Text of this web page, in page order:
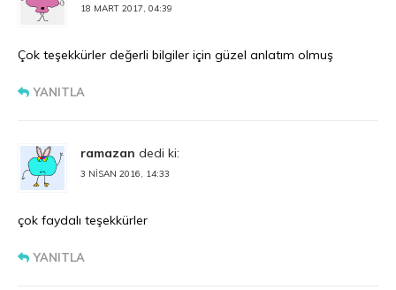
18 MART 2017, 04:39
Çok teşekkürler değerli bilgiler için güzel anlatım olmuş
YANITLA
ramazan dedi ki:
3 NISAN 2016, 14:33
çok faydalı teşekkürler
YANITLA